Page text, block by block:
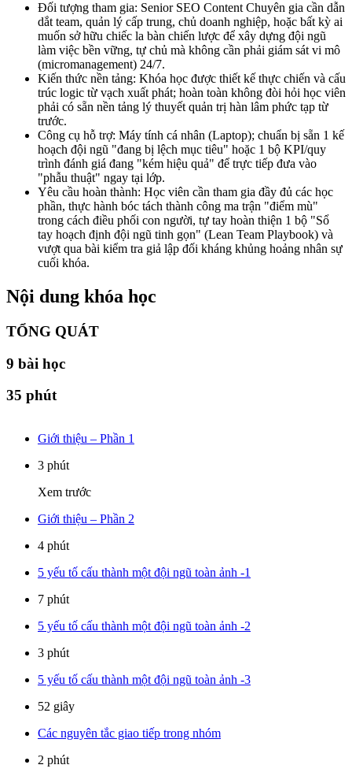
Đối tượng tham gia: Senior SEO Content Chuyên gia cần dẫn
dắt team, quản lý cấp trung, chủ doanh nghiệp, hoặc bất kỳ ai
muốn sở hữu chiếc la bàn chiến lược để xây dựng đội ngũ
làm việc bền vững, tự chủ mà không cần phải giám sát vi mô
(micromanagement) 24/7.
Kiến thức nền tảng: Khóa học được thiết kế thực chiến và cấu
trúc logic từ vạch xuất phát; hoàn toàn không đòi hỏi học viên
phải có sẵn nền tảng lý thuyết quản trị hàn lâm phức tạp từ
trước.
Công cụ hỗ trợ: Máy tính cá nhân (Laptop); chuẩn bị sẵn 1 kế
hoạch đội ngũ "đang bị lệch mục tiêu" hoặc 1 bộ KPI/quy
trình đánh giá đang "kém hiệu quả" để trực tiếp đưa vào
"phẫu thuật" ngay tại lớp.
Yêu cầu hoàn thành: Học viên cần tham gia đầy đủ các học
phần, thực hành bóc tách thành công ma trận "điểm mù"
trong cách điều phối con người, tự tay hoàn thiện 1 bộ "Sổ
tay hoạch định đội ngũ tinh gọn" (Lean Team Playbook) và
vượt qua bài kiểm tra giả lập đối kháng khủng hoảng nhân sự
cuối khóa.
Nội dung khóa học
TỔNG QUÁT
9 bài học
35 phút
Giới thiệu – Phần 1
3 phút
Xem trước
Giới thiệu – Phần 2
4 phút
5 yếu tố cấu thành một đội ngũ toàn ảnh -1
7 phút
5 yếu tố cấu thành một đội ngũ toàn ảnh -2
3 phút
5 yếu tố cấu thành một đội ngũ toàn ảnh -3
52 giây
Các nguyên tắc giao tiếp trong nhóm
2 phút